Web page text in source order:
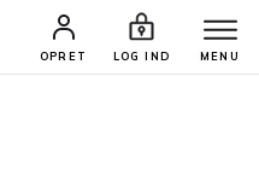
OPRET LOG IND MENU
SØG PROFIL